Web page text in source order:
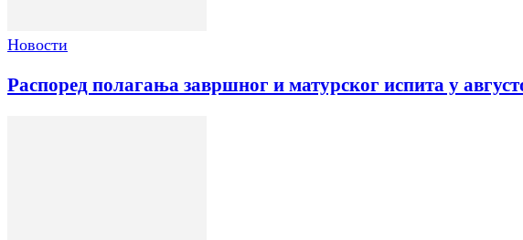
Новости
Распоред полагања завршног и матурског испита у